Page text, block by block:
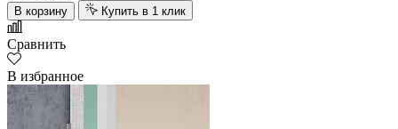
В корзину Купить в 1 клик
Сравнить
В избранное